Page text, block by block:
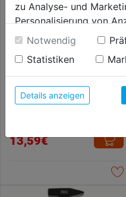
Maurerhammer m.
13,59€
zu Analyse- und
Personalisierung von
Einwilligung werden die
unter anderem auch in
Durch Klick auf "Alle
der Verwendung aller
anzeigen" findest du
unterschiedlichen
Konfigurieren" kannst
du zulassen möchtest
Weitere Informationen
.
Notwendig
Statistiken
Details anzeigen